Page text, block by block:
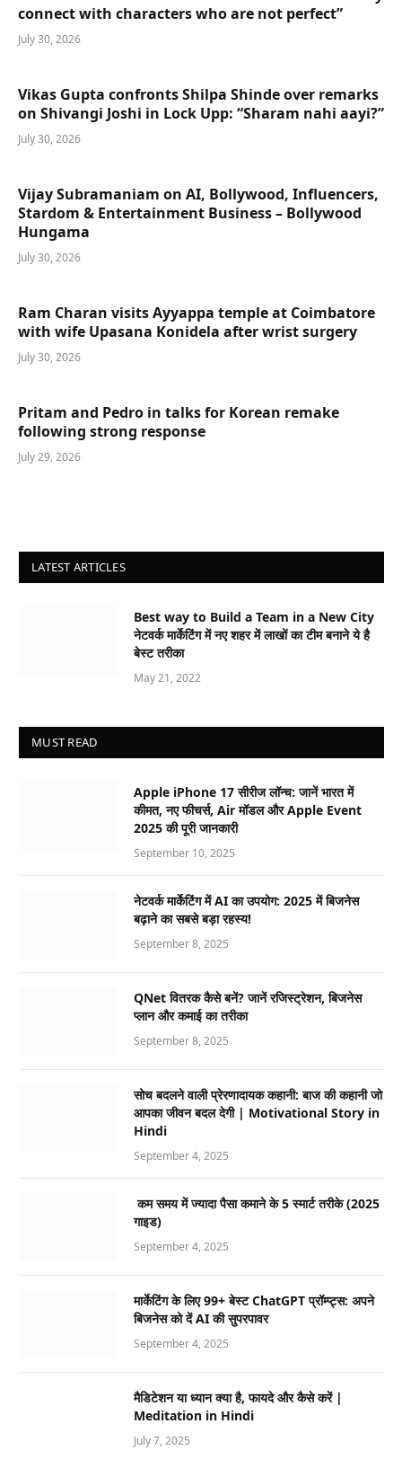
connect with characters who are not perfect”
July 30, 2026
Vikas Gupta confronts Shilpa Shinde over remarks
on Shivangi Joshi in Lock Upp: “Sharam nahi aayi?”
July 30, 2026
Vijay Subramaniam on AI, Bollywood, Influencers,
Stardom & Entertainment Business – Bollywood
Hungama
July 30, 2026
Ram Charan visits Ayyappa temple at Coimbatore
with wife Upasana Konidela after wrist surgery
July 30, 2026
Pritam and Pedro in talks for Korean remake
following strong response
July 29, 2026
LATEST ARTICLES
Best way to Build a Team in a New City
नेटवर्क मार्केटिंग में नए शहर में लाखों का टीम बनाने ये है
बेस्ट तरीका
May 21, 2022
MUST READ
Apple iPhone 17 सीरीज लॉन्च: जानें भारत में
कीमत, नए फीचर्स, Air मॉडल और Apple Event
2025 की पूरी जानकारी
September 10, 2025
नेटवर्क मार्केटिंग में AI का उपयोग: 2025 में बिजनेस
बढ़ाने का सबसे बड़ा रहस्य!
September 8, 2025
QNet वितरक कैसे बनें? जानें रजिस्ट्रेशन, बिजनेस
प्लान और कमाई का तरीका
September 8, 2025
सोच बदलने वाली प्रेरणादायक कहानी: बाज की कहानी जो
आपका जीवन बदल देगी | Motivational Story in
Hindi
September 4, 2025
कम समय में ज्यादा पैसा कमाने के 5 स्मार्ट तरीके (2025
गाइड)
September 4, 2025
मार्केटिंग के लिए 99+ बेस्ट ChatGPT प्रॉम्प्ट्स: अपने
बिजनेस को दें AI की सुपरपावर
September 4, 2025
मैडिटेशन या ध्यान क्या है, फायदे और कैसे करें |
Meditation in Hindi
July 7, 2025